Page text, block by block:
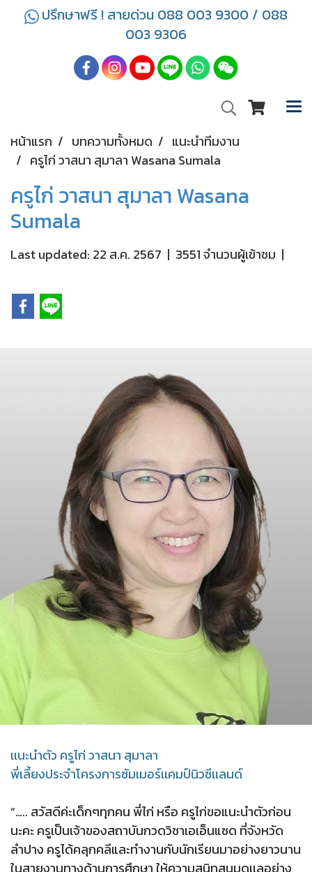
ปรึกษาฟรี ! สายด่วน 088 003 9300 / 088
003 9306
หน้าแรก บทความทั้งหมด
แนะนำทีมงาน
ครูไก่ วาสนา สุมาลา Wasana Sumala
ครูไก่ วาสนา สุมาลา Wasana
Sumala
Last updated: 22 ส.ค. 2567 | 3551 จำนวนผู้เข้าชม |
เเนะนำตัว ครูไก่ วาสนา สุมาลา
พี่เลี้ยงประจำโครงการซัมเมอร์เเคมป์นิวซีเเลนด์
“….. สวัสดีค่ะเด็กๆทุกคน พี่ไก่ หรือ ครูไก่ขอแนะนำตัวก่อน
นะคะ ครูเป็นเจ้าของสถาบันกวดวิชาเอเอ็นแซด ที่จังหวัด
ลำปาง ครูได้คลุกคลีและทำงานกับนักเรียนมาอย่างยาวนาน